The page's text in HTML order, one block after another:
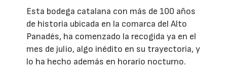
Esta bodega catalana con más de 100 años
de historia ubicada en la comarca del Alto
Panadés, ha comenzado la recogida ya en el
mes de julio, algo inédito en su trayectoria, y
lo ha hecho además en horario nocturno.